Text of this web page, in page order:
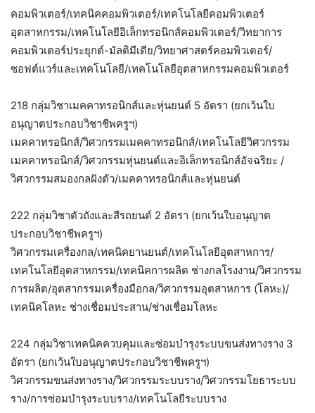
คอมพิวเตอร์/เทคนิคคอมพิวเตอร์/เทคโนโลยีคอมพิวเตอร์
อุตสาหกรรม/เทคโนโลยีอิเล็กทรอนิกส์คอมพิวเตอร์/วิทยาการ
คอมพิวเตอร์ประยุกต์-มัลติมีเดีย/วิทยาศาสตร์คอมพิวเตอร์/
ซอฟต์แวร์และเทคโนโลยี/เทคโนโลยีอุตสาหกรรมคอมพิวเตอร์
218 กลุ่มวิชาเมคคาทรอนิกส์และหุ่นยนต์ 5 อัตรา (ยกเว้นใบ
อนุญาตประกอบวิชาชีพครูฯ)
เมคคาทรอนิกส์/วิศวกรรมเมคคาทรอนิกส์/เทคโนโลยีวิศวกรรม
เมคคาทรอนิกส์/วิศวกรรมหุ่นยนต์และอิเล็กทรอนิกส์อัจฉริยะ /
วิศวกรรมสมองกลฝังตัว/เมคคาทรอนิกส์และหุ่นยนต์
222 กลุ่มวิชาตัวถังและสีรถยนต์ 2 อัตรา (ยกเว้นใบอนุญาต
ประกอบวิชาชีพครูฯ)
วิศวกรรมเครื่องกล/เทคนิคยานยนต์/เทคโนโลยีอุตสาหการ/
เทคโนโลยีอุตสาหกรรม/เทคนิคการผลิต ช่างกลโรงงาน/วิศวกรรม
การผลิต/อุตสากรรมเครื่องมือกล/วิศวกรรมอุตสาหการ (โลหะ)/
เทคนิคโลหะ ช่างเชื่อมประสาน/ช่างเชื่อมโลหะ
224 กลุ่มวิชาเทคนิคควบคุมและซ่อมบำรุงระบบขนส่งทางราง 3
อัตรา (ยกเว้นใบอนุญาตประกอบวิชาชีพครูฯ)
วิศวกรรมขนส่งทางราง/วิศวกรรมระบบราง/วิศวกรรมโยธาระบบ
ราง/การซ่อมบำรุงระบบราง/เทคโนโลยีระบบราง